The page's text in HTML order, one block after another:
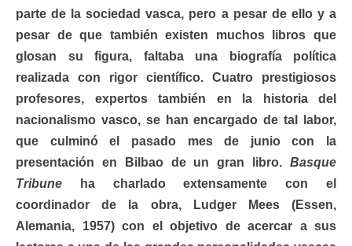
parte de la sociedad vasca, pero a pesar de ello y a
pesar de que también existen muchos libros que
glosan su figura, faltaba una biografía política
realizada con rigor científico. Cuatro prestigiosos
profesores, expertos también en la historia del
nacionalismo vasco, se han encargado de tal labor,
que culminó el pasado mes de junio con la
presentación en Bilbao de un gran libro. Basque
Tribune ha charlado extensamente con el
coordinador de la obra, Ludger Mees (Essen,
Alemania, 1957) con el objetivo de acercar a sus